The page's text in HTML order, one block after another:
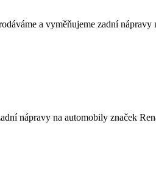
a vyměňujeme zadní
nápravy na automobily značek